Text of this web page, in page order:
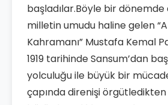
başladılar.Böyle bir
milletin umudu haline gelen
Kahramanı” Mustafa Kemal
1919 tarihinde Sansum’dan
yolculuğu ile büyük bir
çapında direnişi